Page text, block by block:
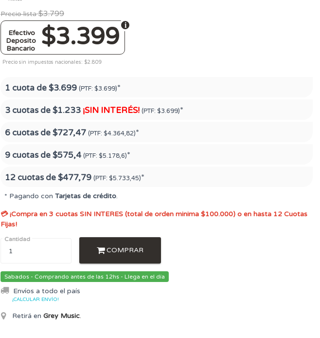
Precio lista $3.799
$3.399
Efectivo
Deposito
Bancario
Precio sin impuestos nacionales: $2.809
1 cuota de$3.699 (PTF: $3.699)*
3 cuotas de$1.233 ¡SIN INTERÉS! (PTF: $3.699)*
6 cuotas de$727,47 (PTF: $4.364,82)*
9 cuotas de$575,4 (PTF: $5.178,6)*
12 cuotas de$477,79 (PTF: $5.733,45)*
* Pagando con Tarjetas de crédito.
💳 ¡Compra en 3 cuotas SIN INTERES (total de orden minima $100.000) o en hasta 12 Cuotas
Fijas!
Cantidad
COMPRAR
Sabados - Comprando antes de las 12hs - Llega en el día
Envíos a todo el país
¡CALCULAR ENVÍO!
Retirá en Grey Music.